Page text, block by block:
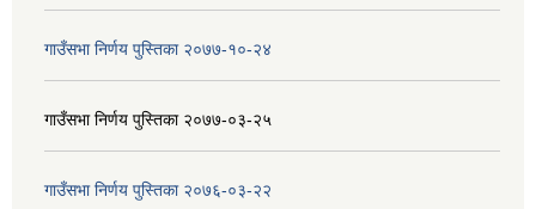
गाउँसभा निर्णय पुस्तिका २०७७-१०-२४
गाउँसभा निर्णय पुस्तिका २०७७-०३-२५
गाउँसभा निर्णय पुस्तिका २०७६-०३-२२